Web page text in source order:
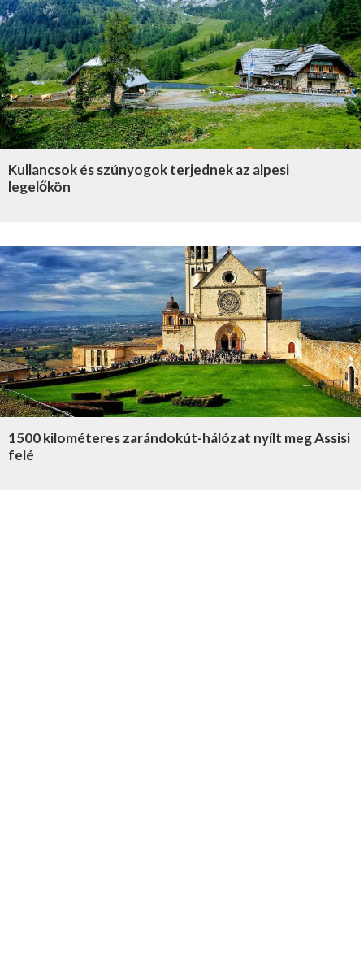
Kullancsok és szúnyogok terjednek az alpesi
legelőkön
1500 kilométeres zarándokút-hálózat nyílt meg Assisi
felé